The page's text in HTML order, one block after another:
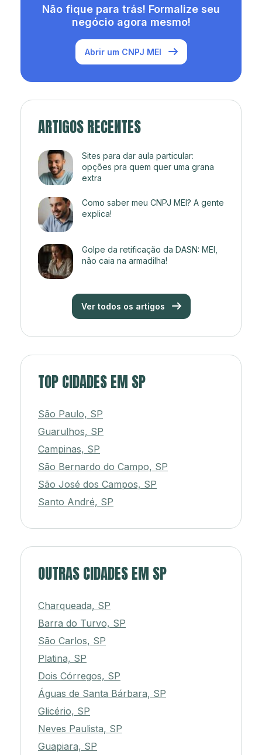
Não fique para trás! Formalize seu
negócio agora mesmo!
Abrir um CNPJ MEI
ARTIGOS RECENTES
Sites para dar aula particular:
opções pra quem quer uma grana
extra
Como saber meu CNPJ MEI? A gente
explica!
Golpe da retificação da DASN: MEI,
não caia na armadilha!
Ver todos os artigos
TOP CIDADES EM SP
São Paulo, SP
Guarulhos, SP
Campinas, SP
São Bernardo do Campo, SP
São José dos Campos, SP
Santo André, SP
OUTRAS CIDADES EM SP
Charqueada, SP
Barra do Turvo, SP
São Carlos, SP
Platina, SP
Dois Córregos, SP
Águas de Santa Bárbara, SP
Glicério, SP
Neves Paulista, SP
Guapiara, SP